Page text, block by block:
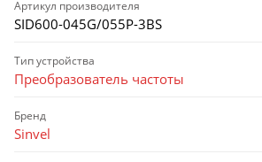
Артикул производителя
SID600-045G/055P-3BS
Тип устройства
Преобразователь частоты
Бренд
Sinvel